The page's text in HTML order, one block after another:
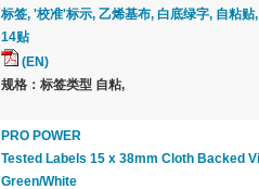
标签, '校准'标示, 乙烯基布, 白底绿字, 自粘
14贴
(EN)
规格：标签类型 自粘,
PRO POWER
Tested Labels 15 x 38mm Cloth Backed
Green/White